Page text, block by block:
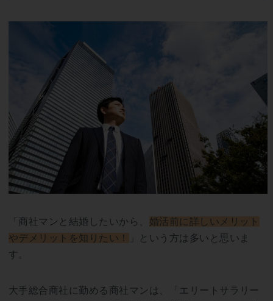
「商社マンと結婚したいから、 婚活前に詳しいメリット
やデメリットを知りたい！
」という方は多いと思いま
す。
大手総合商社に勤める商社マンは、「エリートサラリー